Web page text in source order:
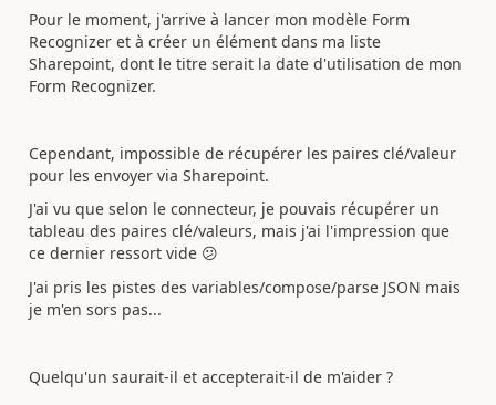
Pour le moment, j'arrive à lancer mon modèle Form
Recognizer et à créer un élément dans ma liste
Sharepoint, dont le titre serait la date d'utilisation de mon
Form Recognizer.
Cependant, impossible de récupérer les paires clé/valeur
pour les envoyer via Sharepoint.
J'ai vu que selon le connecteur, je pouvais récupérer un
tableau des paires clé/valeurs, mais j'ai l'impression que
ce dernier ressort vide 😕
J'ai pris les pistes des variables/compose/parse JSON mais
je m'en sors pas...
Quelqu'un saurait-il et accepterait-il de m'aider ?